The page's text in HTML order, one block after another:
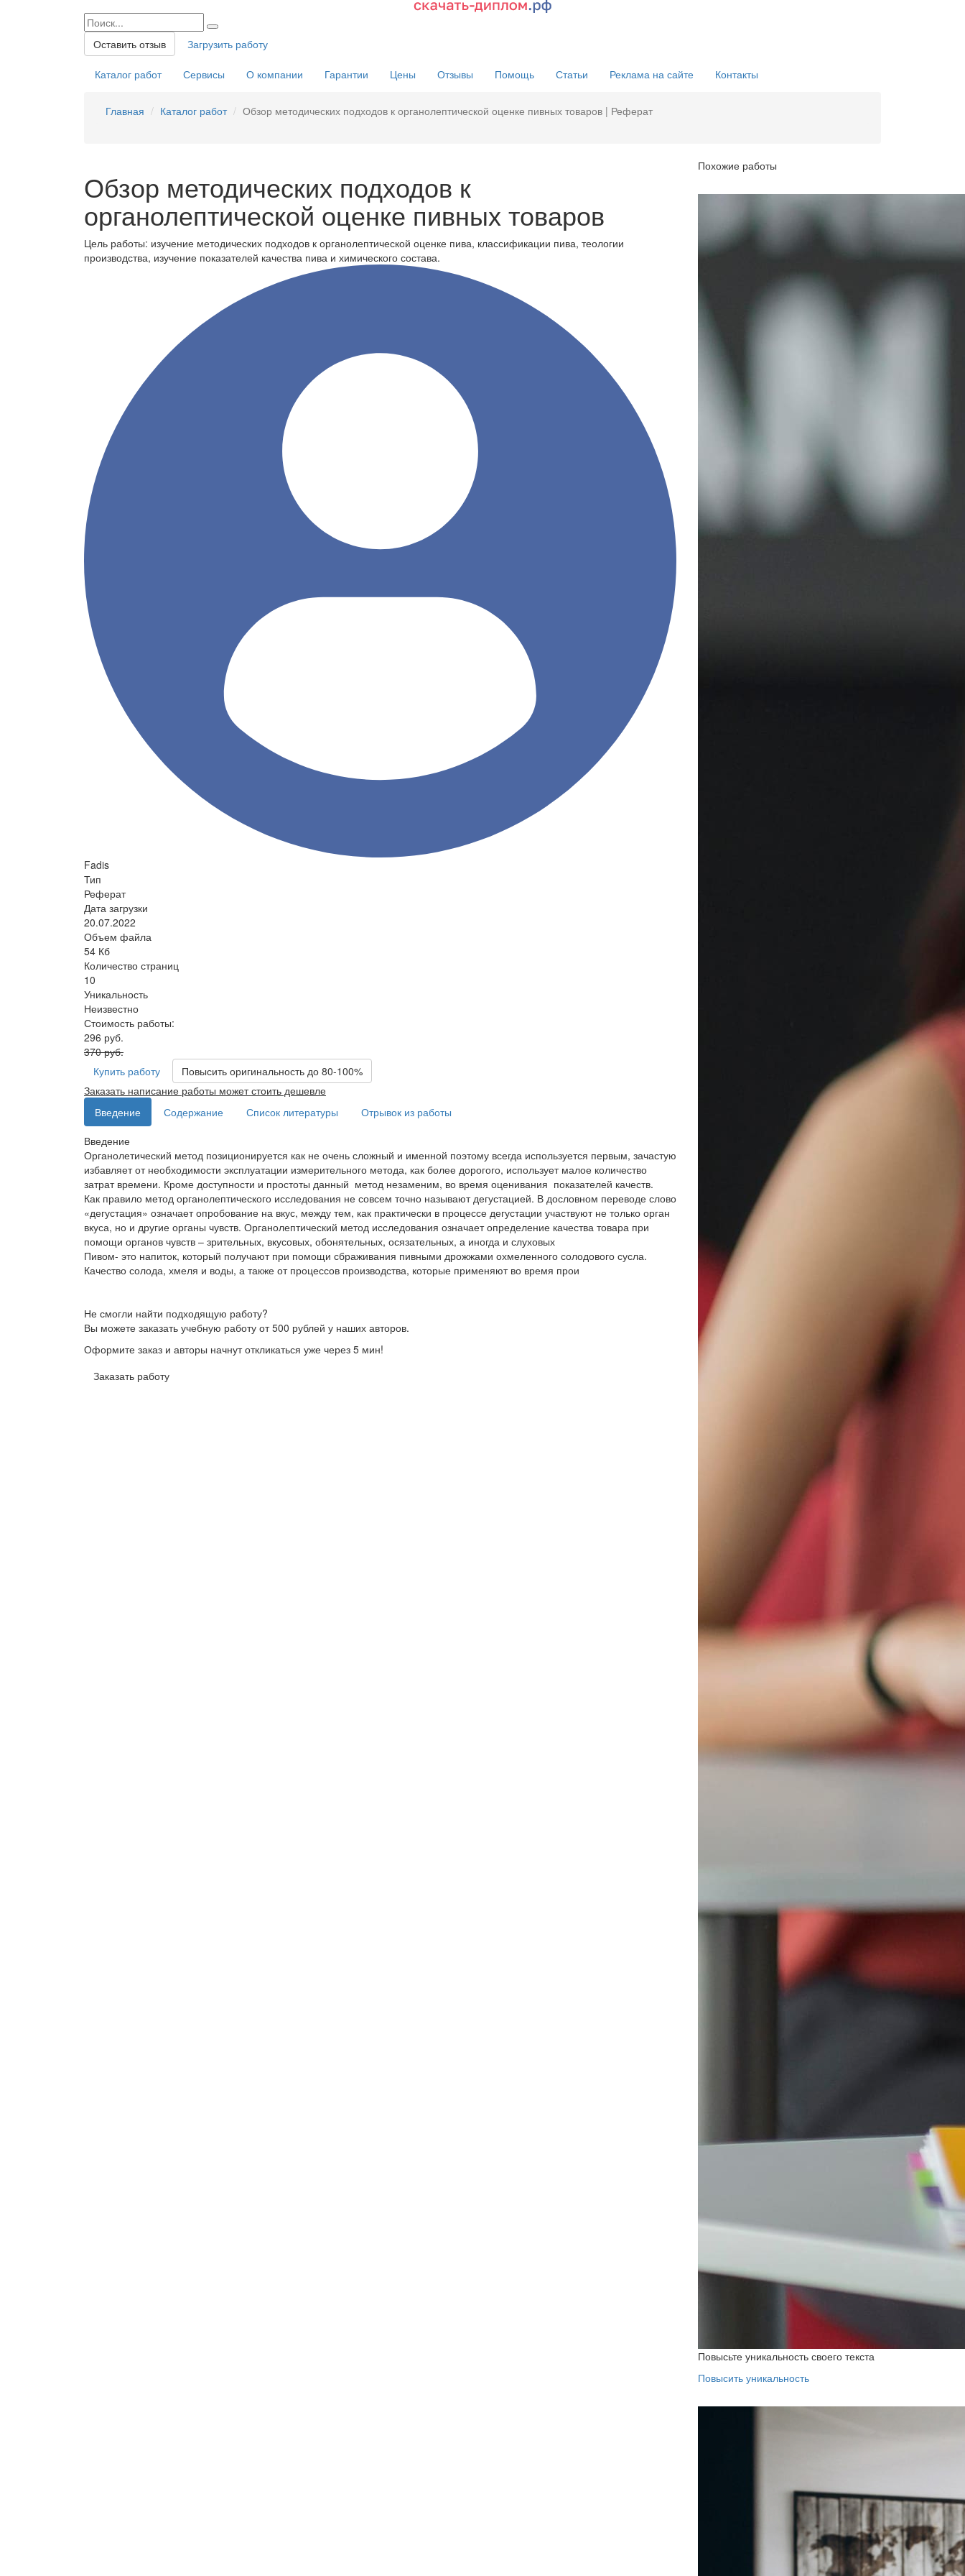
Оставить отзыв Загрузить работу
Каталог работ Сервисы О компании Гарантии Цены Отзывы Помощь Статьи Реклама на сайте Контакты
Главная Каталог работ Обзор методических подходов к органолептической оценке пивных товаров | Реферат
Обзор методических подходов к
органолептической оценке пивных товаров
Цель работы: изучение методических подходов к органолептической оценке пива, классификации пива, теологии
производства, изучение показателей качества пива и химического состава.
Fadis
Тип
Реферат
Дата загрузки
20.07.2022
Объем файла
54 Кб
Количество страниц
10
Уникальность
Неизвестно
Стоимость работы:
296 руб.
370 руб.
Купить работу
Повысить оригинальность до 80-100%
Заказать написание работы может стоить дешевле
Введение
Содержание Список литературы
Отрывок из работы
Введение
Органолетический метод позиционируется как не очень сложный и именной поэтому всегда используется первым, зачастую
избавляет от необходимости эксплуатации измерительного метода, как более дорогого, использует малое количество
затрат времени. Кроме доступности и простоты данный метод незаменим, во время оценивания показателей качеств.
Как правило метод органолептического исследования не совсем точно называют дегустацией. В дословном переводе слово
«дегустация» означает опробование на вкус, между тем, как практически в процессе дегустации участвуют не только орган
вкуса, но и другие органы чувств. Органолептический метод исследования означает определение качества товара при
помощи органов чувств – зрительных, вкусовых, обонятельных, осязательных, а иногда и слуховых
Пивом- это напиток, который получают при помощи сбраживания пивными дрожжами охмеленного солодового сусла.
Качество солода, хмеля и воды, а также от процессов производства, которые применяют во время прои
Не смогли найти подходящую работу?
Вы можете заказать учебную работу от 500 рублей у наших авторов.
Оформите заказ и авторы начнут откликаться уже через 5 мин!
Заказать работу
Похожие работы
Повысьте уникальность своего текста
Повысить уникальность